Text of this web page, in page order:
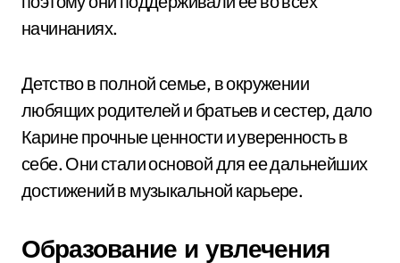
начинаниях.
Детство в полной семье, в окружении
любящих родителей и братьев и сестер, дало
Карине прочные ценности и уверенность в
себе. Они стали основой для ее дальнейших
достижений в музыкальной карьере.
Образование и увлечения